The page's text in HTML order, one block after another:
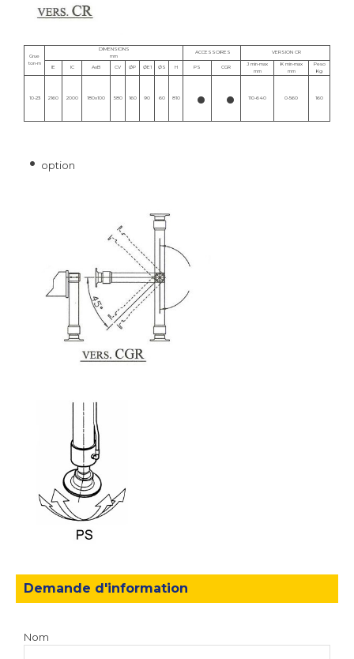
Grue
ton-m
DIMENSIONS
mm
ACCESSOIRES VERSION CR
IE IC AxB CV ØP ØE1 ØS H PS CGR
J min-max
mm
K min-max
mm
Peso
Kg
10-23 2160 2000 180x100 580 160 90 60 810 • • 110-640 0-560 160
• option
Demande d'information
Nom